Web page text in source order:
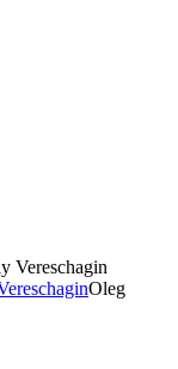
Oleg